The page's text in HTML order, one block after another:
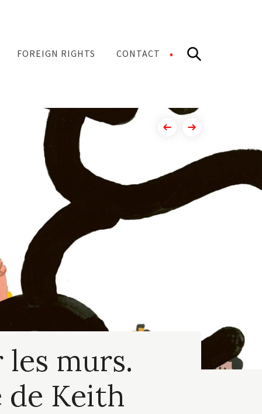
FOREIGN RIGHTS CONTACT
murs.
Keith